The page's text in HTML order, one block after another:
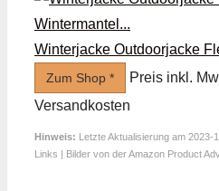
Winterjacke Outdoorjacke
Zum Shop *
Preis inkl.
Versandkosten
Hinweis: Letzte Aktualisierung am 2023-
Links | Bilder von der Amazon Product